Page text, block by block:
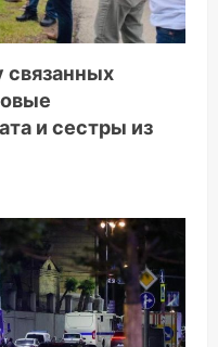
связанных
и сестры из